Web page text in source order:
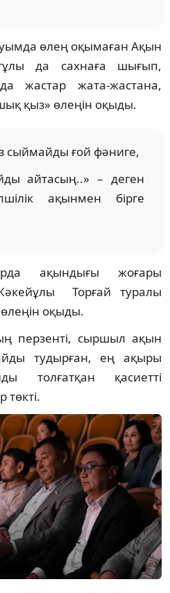
өлең оқымаған Ақын
да сахнаға шығып,
жастар жата-жастана,
қыз» өлеңін оқыды.
сыймайды ғой фәниге,
айтасың..» – деген
ақынмен бірге
ақындығы жоғары
Торғай туралы
оқыды.
перзенті, сыршыл ақын
тудырған, ең ақыры
толғатқан қасиетті